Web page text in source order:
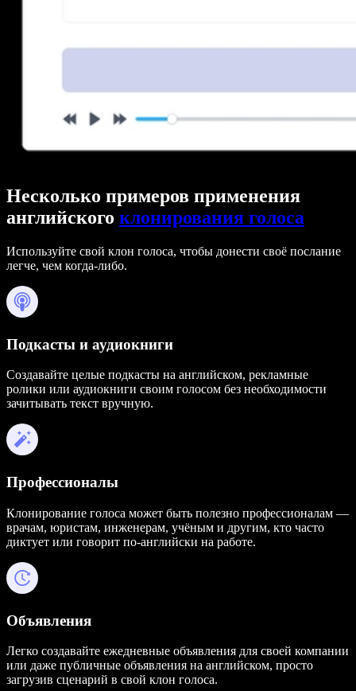
Несколько примеров применения
английского клонирования голоса
Используйте свой клон голоса, чтобы донести своё послание
легче, чем когда-либо.
Подкасты и аудиокниги
Создавайте целые подкасты на английском, рекламные
ролики или аудиокниги своим голосом без необходимости
зачитывать текст вручную.
Профессионалы
Клонирование голоса может быть полезно профессионалам —
врачам, юристам, инженерам, учёным и другим, кто часто
диктует или говорит по-английски на работе.
Объявления
Легко создавайте ежедневные объявления для своей компании
или даже публичные объявления на английском, просто
загрузив сценарий в свой клон голоса.